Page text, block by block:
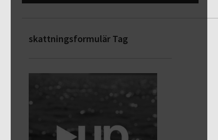
skattningsformulär Tag